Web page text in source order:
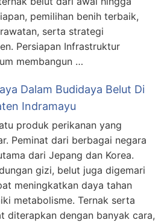
pemilihan benih terbaik,
serta strategi
Persiapan Infrastruktur
membangun …
Dalam Budidaya Belut Di
Indramayu
produk perikanan yang
Peminat dari berbagai negara
dari Jepang dan Korea.
gizi, belut juga digemari
meningkatkan daya tahan
metabolisme. Ternak serta
diterapkan dengan banyak cara,